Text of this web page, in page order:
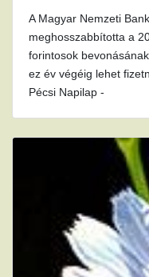
A Magyar Nemzeti
meghosszabbította a
forintosok
ez év végéig lehet
Pécsi Napilap -